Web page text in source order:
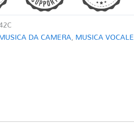
DA CAMERA, MUSICA VOCALE